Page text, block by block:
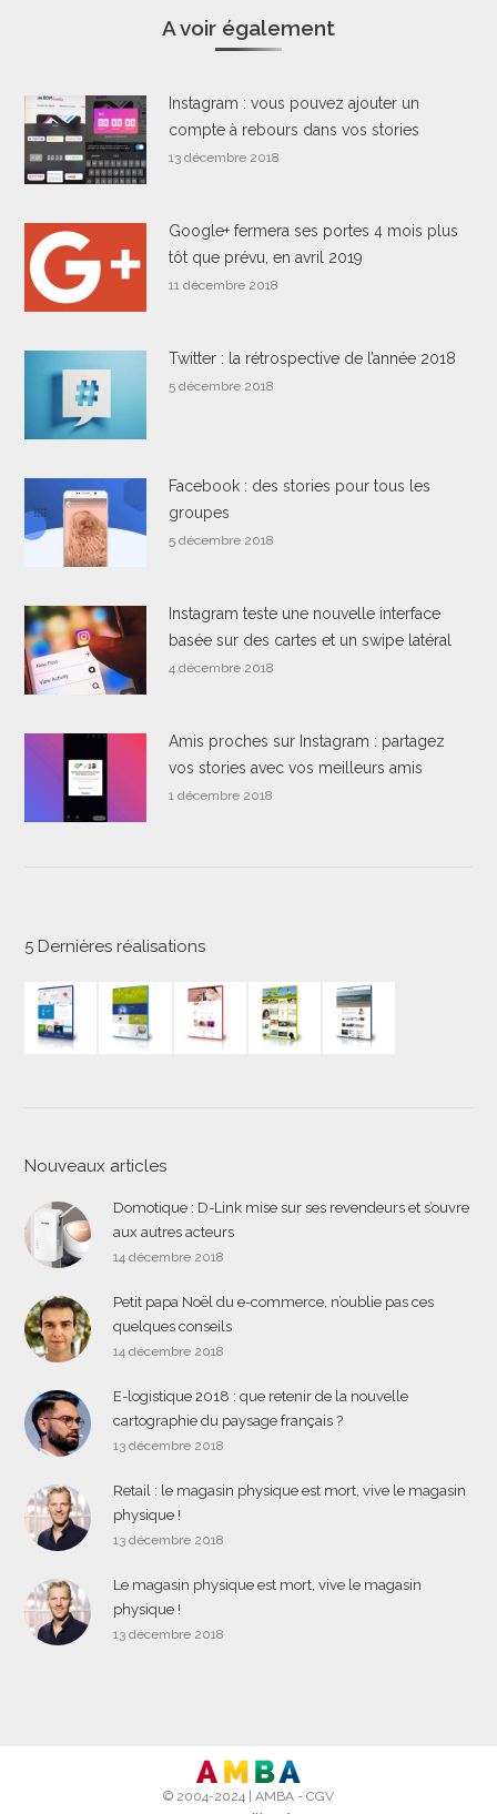
A voir également
Instagram : vous pouvez ajouter un
compte à rebours dans vos stories
13 décembre 2018
Google+ fermera ses portes 4 mois plus
tôt que prévu, en avril 2019
11 décembre 2018
Twitter : la rétrospective de l’année 2018
5 décembre 2018
Facebook : des stories pour tous les
groupes
5 décembre 2018
Instagram teste une nouvelle interface
basée sur des cartes et un swipe latéral
4 décembre 2018
Amis proches sur Instagram : partagez
vos stories avec vos meilleurs amis
1 décembre 2018
5 Dernières réalisations
Nouveaux articles
Domotique : D-Link mise sur ses revendeurs et s’ouvre
aux autres acteurs
14 décembre 2018
Petit papa Noël du e-commerce, n’oublie pas ces
quelques conseils
14 décembre 2018
E-logistique 2018 : que retenir de la nouvelle
cartographie du paysage français ?
13 décembre 2018
Retail : le magasin physique est mort, vive le magasin
physique !
13 décembre 2018
Le magasin physique est mort, vive le magasin
physique !
13 décembre 2018
© 2004-2024 | AMBA- CGV